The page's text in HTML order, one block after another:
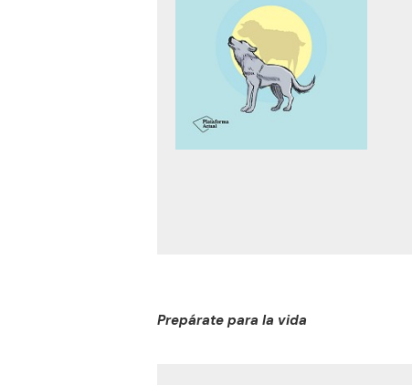
Prepárate para la vida